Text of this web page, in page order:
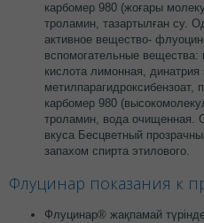
карбомер 980 (жоғары
троламин, тазартылған су.
активное вещество-
вспомогательные вещества:
кислота лимонная, динатрия
метилпарагидроксибензоат,
карбомер 980
троламин, вода очищенная.
вкуса Бесцветный
запахом спирта этилового.
Флуцинар показания к
Флуцинар® жақпамай